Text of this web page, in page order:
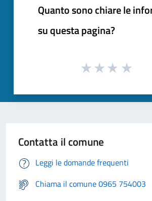
Quanto sono chiare le
su questa pagina?
Contatta il comune
Leggi le domande frequenti
Chiama il comune 0965 754003